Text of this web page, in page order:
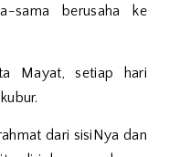
sama berusaha ke
Mayat, setiap hari
dari sisiNya dan